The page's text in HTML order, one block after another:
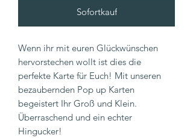
Sofortkauf
Wenn ihr mit euren Glückwünschen
hervorstechen wollt ist dies die
perfekte Karte für Euch! Mit unseren
bezaubernden Pop up Karten
begeistert Ihr Groß und Klein.
Überraschend und ein echter
Hingucker!